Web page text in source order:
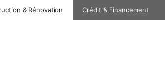
& Rénovation Crédit & Financement